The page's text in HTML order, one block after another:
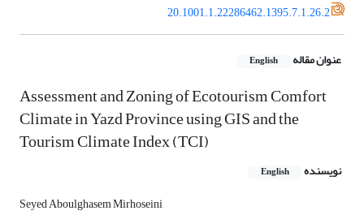
20.1001.1.22286462.1395.7.1.26.2
عنوان مقاله English
Assessment and Zoning of Ecotourism Comfort
Climate in Yazd Province using GIS and the
Tourism Climate Index (TCI)
نویسنده English
Seyed Aboulghasem Mirhoseini